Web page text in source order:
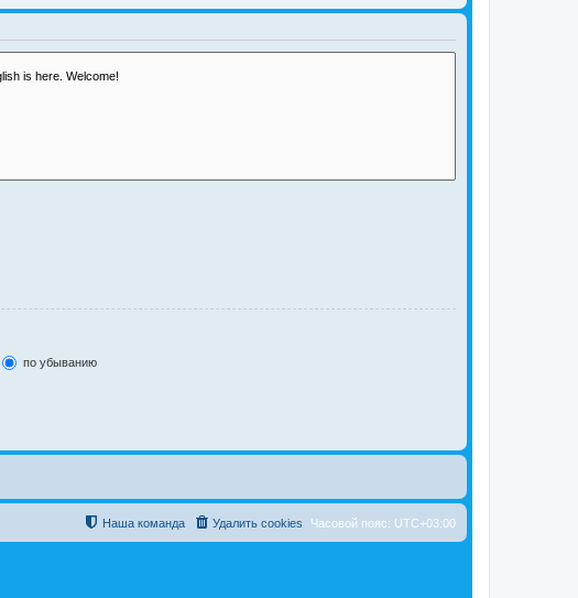
по убыванию
Часовой пояс: UTC+03:00
Удалить cookies
Наша команда